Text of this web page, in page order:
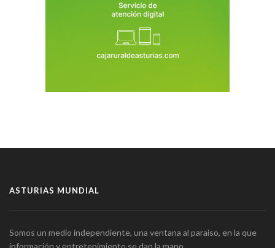
ASTURIAS MUNDIAL
Somos un medio independiente, una ventana al paraíso, en la que